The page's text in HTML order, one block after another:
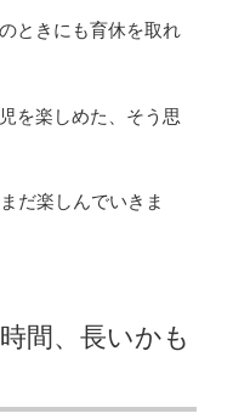
ときにも育休を取れ
を楽しめた、そう思
だ楽しんでいきま
間、長いかも